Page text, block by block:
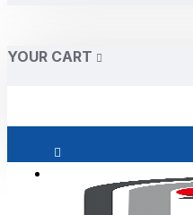
YOUR CART